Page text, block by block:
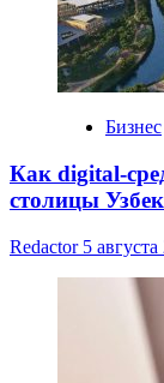
Бизнес
Как digital-
столицы
Redactor 5